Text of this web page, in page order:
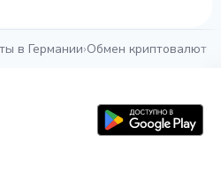
в Германии›Обмен